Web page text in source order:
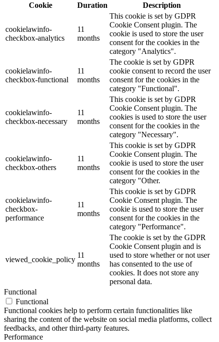
Cookie
Duration Description
cookielawinfo-
checkbox-analytics
11
months
This cookie is set by GDPR
Cookie Consent plugin. The
cookie is used to store the user
consent for the cookies in the
category "Analytics".
cookielawinfo-
checkbox-functional
11
months
The cookie is set by GDPR
cookie consent to record the user
consent for the cookies in the
category "Functional".
cookielawinfo-
checkbox-necessary
11
months
This cookie is set by GDPR
Cookie Consent plugin. The
cookies is used to store the user
consent for the cookies in the
category "Necessary".
cookielawinfo-
checkbox-others
11
months
This cookie is set by GDPR
Cookie Consent plugin. The
cookie is used to store the user
consent for the cookies in the
category "Other.
cookielawinfo-
checkbox-
performance
11
months
This cookie is set by GDPR
Cookie Consent plugin. The
cookie is used to store the user
consent for the cookies in the
category "Performance".
viewed_cookie_policy
11
months
The cookie is set by the GDPR
Cookie Consent plugin and is
used to store whether or not user
has consented to the use of
cookies. It does not store any
personal data.
Functional
Functional
Functional cookies help to perform certain functionalities like
sharing the content of the website on social media platforms, collect
feedbacks, and other third-party features.
Performance